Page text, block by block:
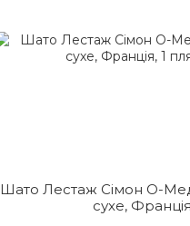
Шато Лестаж Сімон О-
сухе, Франція